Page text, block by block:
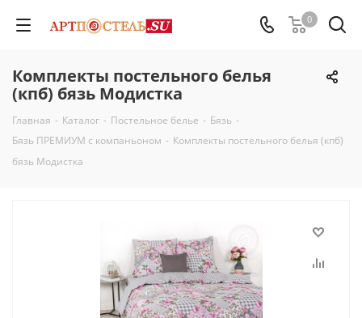
0
Комплекты постельного белья
(кпб) бязь Модистка
Главная - Каталог - Постельное белье - Бязь -
Бязь ПРЕМИУМ с компаньоном - Комплекты постельного белья (кпб)
бязь Модистка